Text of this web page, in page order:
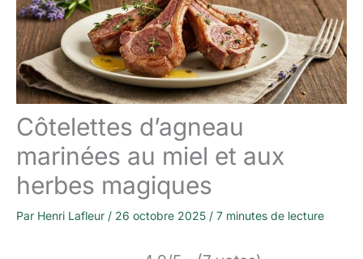
Côtelettes d’agneau
marinées au miel et aux
herbes magiques
Par Henri Lafleur / 26 octobre 2025 / 7 minutes de lecture